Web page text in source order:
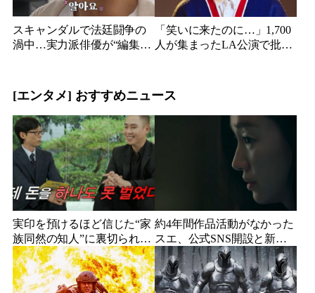
スキャンダルで法廷闘争の
渦中…実力派俳優が“編集な
「笑いに来たのに…」1,700
人が集まったLA公演で批判
[エンタメ] おすすめニュース
実印を預けるほど信じた“家
族同然の知人”に裏切られ
た…収益9対1、10年間の奴
隷契約で人生が一変
約4年間作品活動がなかった
スエ、公式SNS開設と新ビ
ジュアル公開で復帰説が急
浮上